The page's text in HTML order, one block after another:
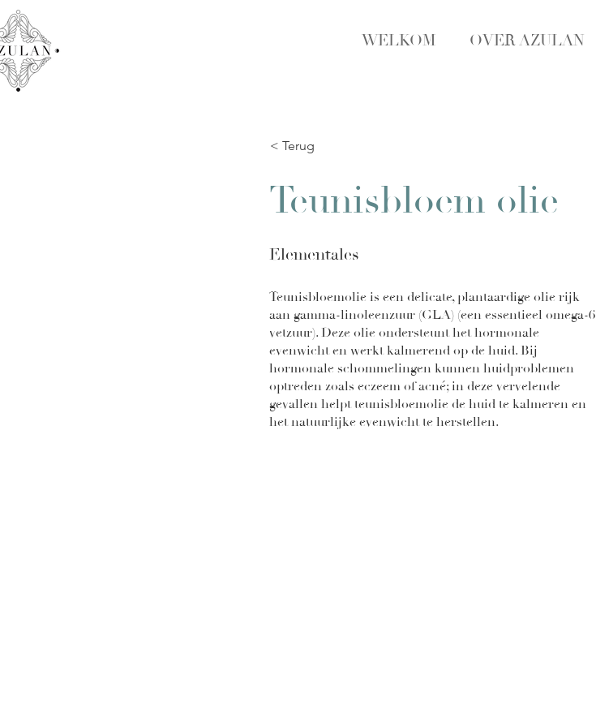
WELKOM OVER AZULAN
< Terug
Teunisbloem olie
Elementales
Teunisbloemolie is een delicate, plantaardige olie rijk
aan gamma-linoleenzuur (GLA) (een essentieel omega-6
vetzuur). Deze olie ondersteunt het hormonale
evenwicht en werkt kalmerend op de huid. Bij
hormonale schommelingen kunnen huidproblemen
optreden zoals eczeem of acné; in deze vervelende
gevallen helpt teunisbloemolie de huid te kalmeren en
het natuurlijke evenwicht te herstellen.